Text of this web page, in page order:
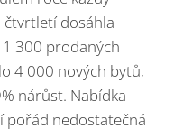
čtvrtletí dosáhla
300 prodaných
4 000 nových bytů,
nárůst. Nabídka
pořád nedostatečná